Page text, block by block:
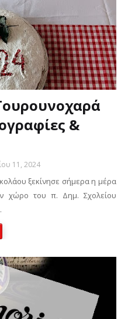
&
11, 2024
ξεκίνησε σήμερα η μέρα
χώρο του π. Δημ. Σχολείου